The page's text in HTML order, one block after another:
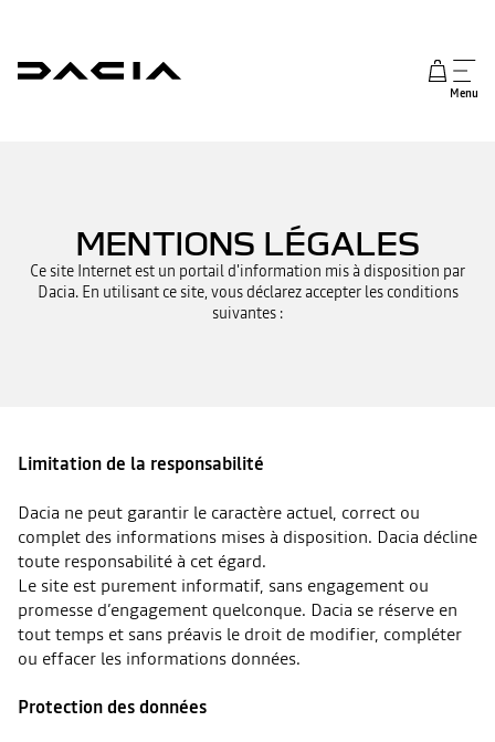
Menu
MENTIONS LÉGALES
Ce site Internet est un portail d'information mis à disposition par
Dacia. En utilisant ce site, vous déclarez accepter les conditions
suivantes :
Limitation de la responsabilité
Dacia ne peut garantir le caractère actuel, correct ou
complet des informations mises à disposition. Dacia décline
toute responsabilité à cet égard.
Le site est purement informatif, sans engagement ou
promesse d’engagement quelconque. Dacia se réserve en
tout temps et sans préavis le droit de modifier, compléter
ou effacer les informations données.
Protection des données